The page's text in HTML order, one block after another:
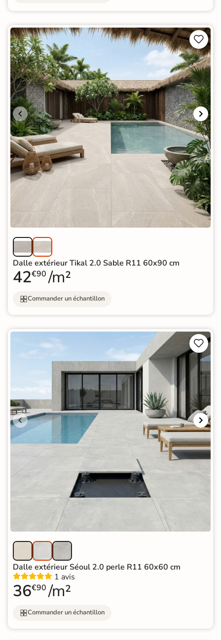


Dalle extérieur Tikal 2.0 Sable R11 60x90 cm
42€90 /m²
Commander un échantillon


Dalle extérieur Séoul 2.0 perle R11 60x60 cm
1 avis
36€90 /m²
Commander un échantillon